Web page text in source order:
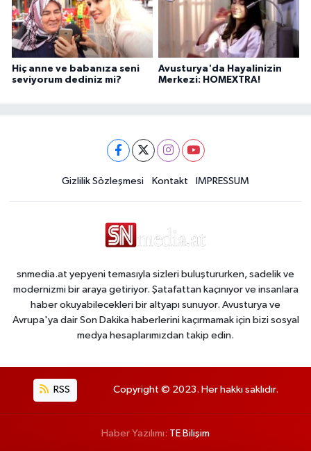
Hiç anne ve babanıza seni
seviyorum dediniz mi?
Avusturya'da Hayalinizin
Merkezi: HOMEXTRA!
Gizlilik Sözleşmesi Kontakt IMPRESSUM
snmedia.at yepyeni temasıyla sizleri buluştururken, sadelik ve
modernizmi bir araya getiriyor. Şatafattan kaçınıyor ve insanlara
haber okuyabilecekleri bir altyapı sunuyor. Avusturya ve
Avrupa'ya dair Son Dakika haberlerini kaçırmamak için bizi sosyal
medya hesaplarımızdan takip edin.
RSS Copyright © 2023. Her hakkı saklıdır.
Haber Yazılımı: TE Bilişim